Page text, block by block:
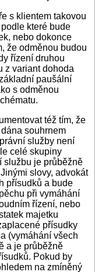
s klientem takovou
které bude
nebo dokonce
že odměnou budou
řízení druhou
z variant dohoda
paušální
s odměnou
též tím, že
souhrnem
služby není
celé skupiny
službu je průběžně
slovy, advokát
přísudků a bude
při vymáhání
řízení, nebo
majetku
přísudky
(vymáhání všech
a je průběžně
Pokud by
na zmíněný